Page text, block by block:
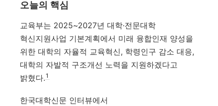
오늘의 핵심
교육부는 2025~2027년 대학·전문대학
혁신지원사업 기본계획에서 미래 융합인재 양성을
위한 대학의 자율적 교육혁신, 학령인구 감소 대응,
대학의 자발적 구조개선 노력을 지원하겠다고
밝혔다.1
한국대학신문 인터뷰에서